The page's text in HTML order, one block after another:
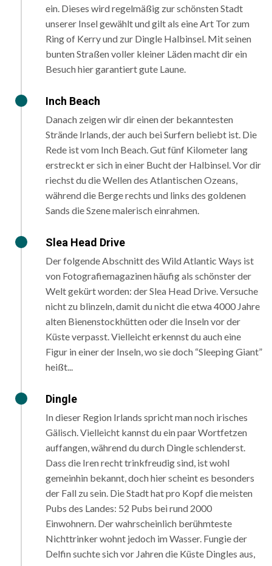
​ein. Dieses wird regelmäßig zur schönsten Stadt
unserer Insel gewählt und gilt als eine Art Tor zum
Ring of Kerry und zur Dingle Halbinsel. Mit seinen
bunten Straßen voller kleiner Läden macht dir ein
Besuch hier garantiert gute Laune.
Inch Beach
Danach zeigen wir dir einen der bekanntesten
Strände Irlands, der auch bei Surfern beliebt ist. Die
Rede ist vom ​Inch Beach​. Gut fünf Kilometer lang
erstreckt er sich in einer Bucht der Halbinsel. Vor dir
riechst du die Wellen des Atlantischen Ozeans,
während die Berge rechts und links des goldenen
Sands die Szene malerisch einrahmen.
Slea Head Drive
Der folgende Abschnitt des Wild Atlantic Ways ist
von Fotografiemagazinen häufig als schönster der
Welt gekürt worden: der ​Slea Head Drive​. Versuche
nicht zu blinzeln, damit du nicht die etwa 4000 Jahre
alten Bienenstockhütten oder die Inseln vor der
Küste verpasst. Vielleicht erkennst du auch eine
Figur in einer der Inseln, wo sie doch “Sleeping Giant”
heißt...
Dingle
In dieser Region Irlands spricht man noch irisches
Gälisch. Vielleicht kannst du ein paar Wortfetzen
auffangen, während du durch ​Dingle ​schlenderst.
Dass die Iren recht trinkfreudig sind, ist wohl
gemeinhin bekannt, doch hier scheint es besonders
der Fall zu sein. Die Stadt hat pro Kopf die meisten
Pubs des Landes: 52 Pubs bei rund 2000
Einwohnern. Der wahrscheinlich berühmteste
Nichttrinker wohnt jedoch im Wasser. Fungie der
Delfin suchte sich vor Jahren die Küste Dingles aus,